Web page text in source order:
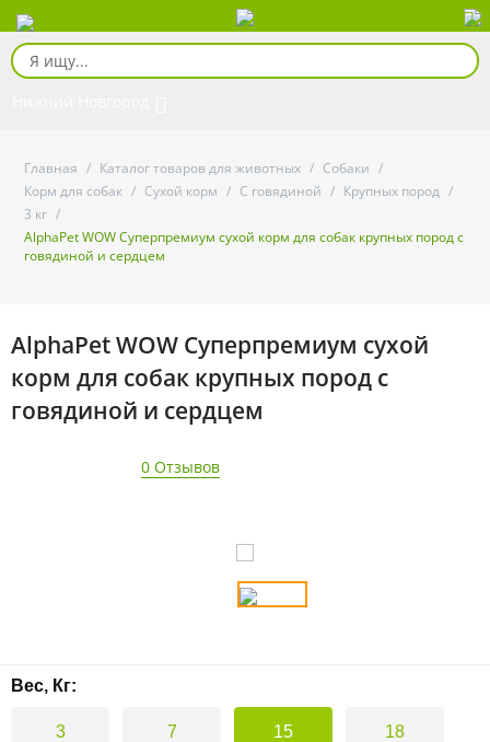
Главная / Каталог товаров для животных / Собаки /
Корм для собак / Сухой корм / С говядиной / Крупных пород /
3 кг /
AlphaPet WOW Суперпремиум сухой корм для собак крупных пород с
говядиной и сердцем
AlphaPet WOW Суперпремиум сухой
корм для собак крупных пород с
говядиной и сердцем
0 Отзывов
Вес, Кг:
3 7 15 18